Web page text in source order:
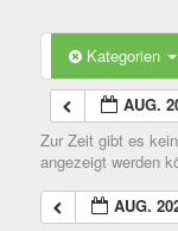
Kategorien
AUG.
Zur Zeit gibt es
angezeigt werden
AUG.